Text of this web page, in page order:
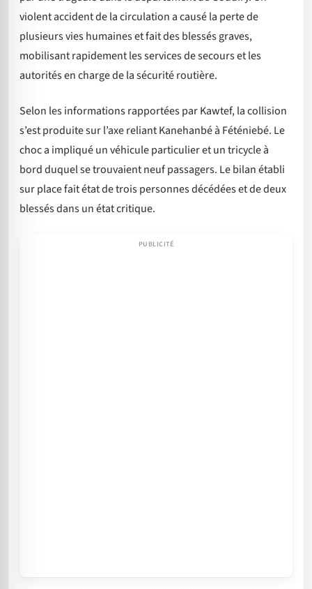
violent accident de la circulation a causé la perte de
plusieurs vies humaines et fait des blessés graves,
mobilisant rapidement les services de secours et les
autorités en charge de la sécurité routière.
Selon les informations rapportées par Kawtef, la collision
s’est produite sur l’axe reliant Kanehanbé à Féténiebé. Le
choc a impliqué un véhicule particulier et un tricycle à
bord duquel se trouvaient neuf passagers. Le bilan établi
sur place fait état de trois personnes décédées et de deux
blessés dans un état critique.